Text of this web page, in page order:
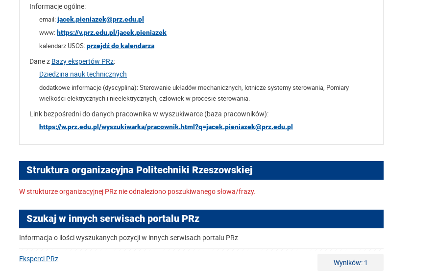
Informacje ogólne:
email:jacek.pieniazek@prz.edu.pl
www: https://v.prz.edu.pl/jacek.pieniazek
kalendarz USOS:przejdź do kalendarza
Dane z Bazy ekspertów PRz:
Dziedzina nauk technicznych
dodatkowe informacje (dyscyplina):Sterowanie układów mechanicznych, lotnicze systemy sterowania, Pomiary
wielkości elektrycznych i nieelektrycznych, człowiek w procesie sterowania.
Link bezpośredni do danych pracownika w wyszukiwarce (baza pracowników):
https://w.prz.edu.pl/wyszukiwarka/pracownik.html?q=jacek.pieniazek@prz.edu.pl
Struktura organizacyjna Politechniki Rzeszowskiej
W strukturze organizacyjnej PRz nie odnaleziono poszukiwanego słowa/frazy.
Szukaj w innych serwisach portalu PRz
Informacja o ilości wyszukanych pozycji w innych serwisach portalu PRz
Eksperci PRz
Wyników: 1